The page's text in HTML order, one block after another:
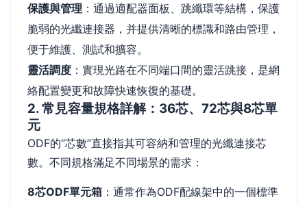
保護與管理 ：通過適配器面板、跳纖環等結構，保護
脆弱的光纖連接器，并提供清晰的標識和路由管理，
便于維護、測試和擴容。
靈活調度 ：實現光路在不同端口間的靈活跳接，是網
絡配置變更和故障快速恢復的基礎。
2. 常見容量規格詳解：36芯、72芯與8芯單
元
ODF的“芯數”直接指其可容納和管理的光纖連接芯
數。不同規格滿足不同場景的需求：
8芯ODF單元箱 ：通常作為ODF配線架中的一個標準